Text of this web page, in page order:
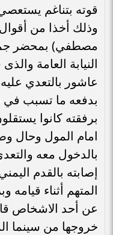
قوته بتناغم
وذلك أخذا من
مصطفي) بمحضر جمع
النيابة العامة
عاشور بالتعدي
بدفعه ما تسبب في
برفقته كانوا
امام المول وحال
بالدخول معه
إصابته بالقدم
المتهم أثناء قيامه
عن أحد الاشخاص
خروجها من سينما